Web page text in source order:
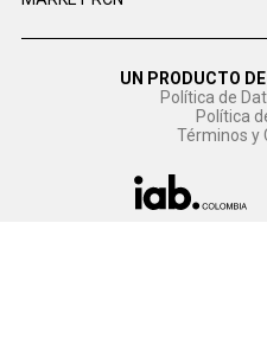
UN PRODUCTO
Política de
Política
Términos y